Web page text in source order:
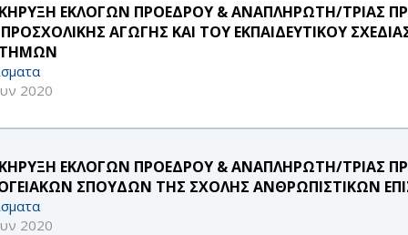
ΕΚΛΟΓΩΝ ΠΡΟΕΔΡΟΥ & ΑΝΑΠΛΗΡΩΤΗ/ΤΡΙΑΣ
ΑΓΩΓΗΣ ΚΑΙ ΤΟΥ ΕΚΠΑΙΔΕΥΤΙΚΟΥ
2020
ΕΚΛΟΓΩΝ ΠΡΟΕΔΡΟΥ & ΑΝΑΠΛΗΡΩΤΗ/ΤΡΙΑΣ
ΣΠΟΥΔΩΝ ΤΗΣ ΣΧΟΛΗΣ ΑΝΘΡΩΠΙΣΤΙΚΩΝ
2020